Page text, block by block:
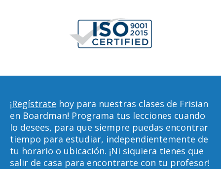
¡Regístrate hoy para nuestras clases de Frisian
en Boardman! Programa tus lecciones cuando
lo desees, para que siempre puedas encontrar
tiempo para estudiar, independientemente de
tu horario o ubicación. ¡Ni siquiera tienes que
salir de casa para encontrarte con tu profesor!